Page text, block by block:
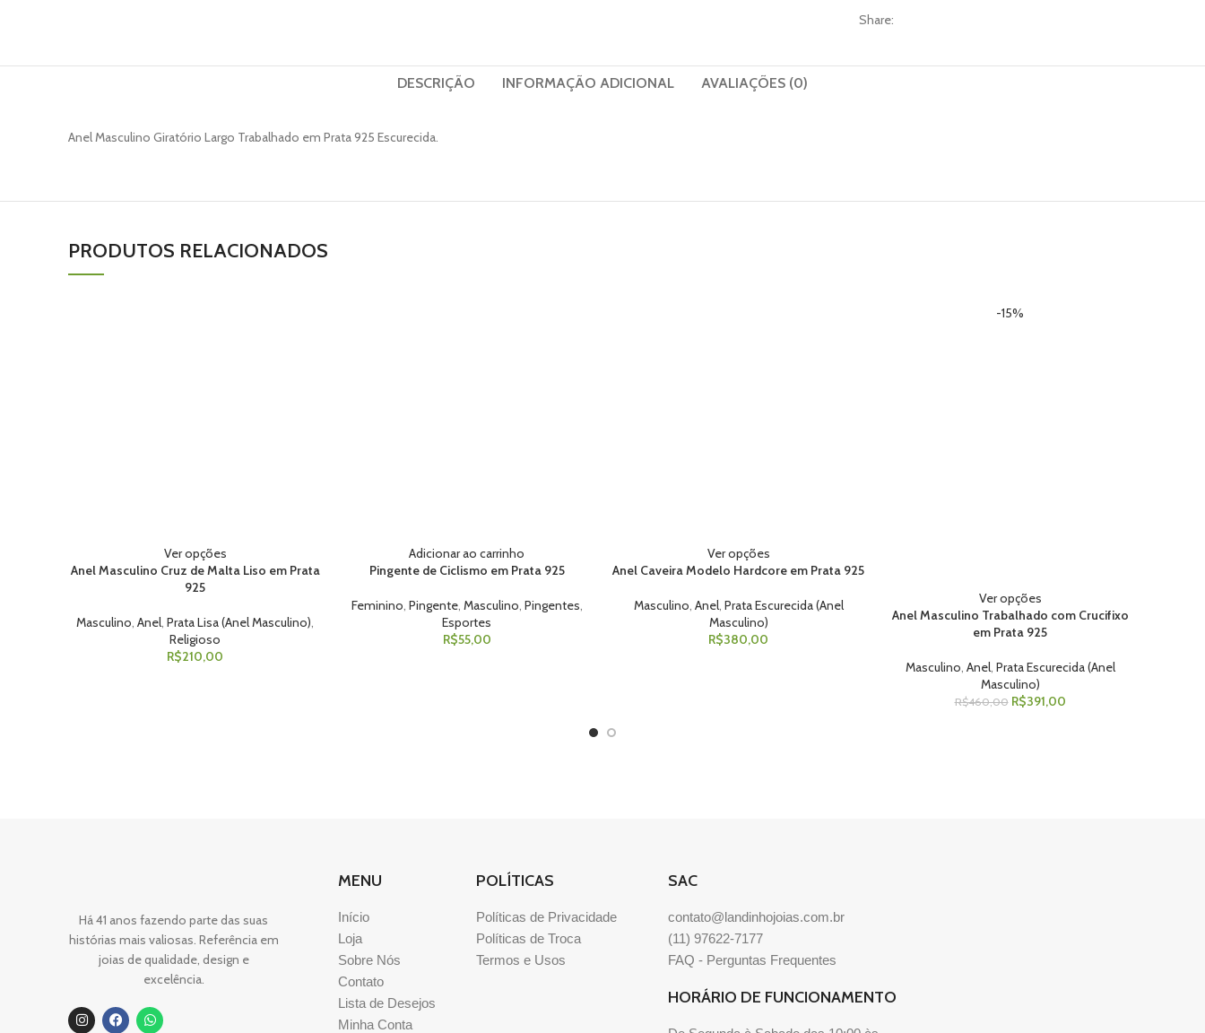
Share:
DESCRIÇÃO INFORMAÇÃO ADICIONAL AVALIAÇÕES (0)
Anel Masculino Giratório Largo Trabalhado em Prata 925 Escurecida.
PRODUTOS RELACIONADOS
Ver opções
Anel Masculino Cruz de Malta Liso em Prata
925
Masculino Anel Prata Lisa (Anel Masculino)
Religioso
R$210,00
Adicionar ao carrinho
Pingente de Ciclismo em Prata 925
Feminino Pingente, Masculino Pingentes
Esportes
R$55,00
Ver opções
Anel Caveira Modelo Hardcore em Prata 925
Masculino Anel, Prata Escurecida (Anel
Masculino)
R$380,00
-15%
Ver opções
Anel Masculino Trabalhado com Crucifixo
em Prata 925
Masculino Anel, Prata Escurecida (Anel
Masculino)
R$460,00 R$391,00
Há 41 anos fazendo parte das suas
histórias mais valiosas. Referência em
joias de qualidade, design e
excelência.
MENU
Início
Loja
Sobre Nós
Contato
Lista de Desejos
Minha Conta
POLÍTICAS
Políticas de Privacidade
Políticas de Troca
Termos e Usos
SAC
contato@landinhojoias.com.br
(11) 97622-7177
FAQ - Perguntas Frequentes
HORÁRIO DE FUNCIONAMENTO